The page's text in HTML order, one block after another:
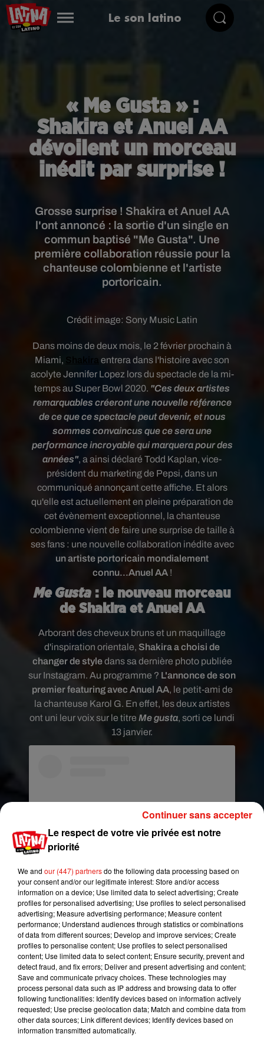
Le son latino
« Me Gusta » :
Shakira et Anuel AA
dévoilent un morceau
inédit par surprise !
Grosse surprise ! Shakira et Anuel AA
l'ont annoncé : la sortie d'un single en
commun baptisé "Me Gusta". Une
première collaboration réussie pour la
chanteuse colombienne et l'artiste
portoricain.
Crédit image: Sony Music Latin
Dans moins de deux mois, le 2 février prochain à
Miami,
entrera dans l'histoire avec son
acolyte Jennifer Lopez lors du spectacle de la mi-
temps au Super Bowl 2020. "Ces deux artistes
remarquables créeront une nouvelle référence
de ce que ce spectacle peut devenir, et nous
sommes convaincus que ce sera une
performance incroyable qui marquera pour des
années", a ainsi déclaré Todd Kaplan, vice-
président du marketing de Pepsi, dans un
communiqué annonçant cette affiche. Et alors
qu'elle est actuellement en pleine préparation de
cet évènement exceptionnel, la chanteuse
colombienne vient de faire une surprise de taille à
ses fans : une nouvelle collaboration inédite avec
un artiste portoricain mondialement
connu...Anuel AA!
Me Gusta : le nouveau morceau
de Shakira et Anuel AA
Arborant des cheveux bruns et un maquillage
d'inspiration orientale, Shakiraa choisi de
changer de styledans sa dernière photo publiée
sur Instagram. Au programme ? L'annonce de son
premier featuring avec Anuel AA, le petit-ami de
la chanteuse Karol G. En effet, les deux artistes
ont uni leur voix sur le titre Me gusta, sorti ce lundi
13 janvier.
Voir cette publication sur Instagram
Nuevo sencillo!!! New single!!! Me Gusta Shakira
& @anuel_2blea ESTE LUNES / OUT MONDAY!
Reservar ahora en / Pre-save now at the
#linkinbio
Une publication partagée parShakira(@shakira) le
Le respect de votre vie privée est notre
priorité
We and our (447) partnersdo the following data processing based on
your consent and/or our legitimate interest: Store and/or access
information on a device; Use limited data to select advertising; Create
profiles for personalised advertising; Use profiles to select personalised
advertising; Measure advertising performance; Measure content
performance; Understand audiences through statistics or combinations
of data from different sources; Develop and improve services; Create
profiles to personalise content; Use profiles to select personalised
content; Use limited data to select content; Ensure security, prevent and
detect fraud, and fix errors; Deliver and present advertising and content;
Save and communicate privacy choices. These technologies may
process personal data such as IP address and browsing data to offer
following functionalities: Identify devices based on information actively
requested; Use precise geolocation data; Match and combine data from
other data sources; Link different devices; Identify devices based on
information transmitted automatically.
Continuer sans accepter